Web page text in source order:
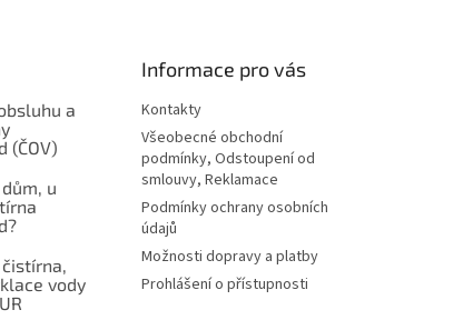
a
(ČOV)
u
vody
Informace pro vás
Kontakty
Všeobecné obchodní
podmínky, Odstoupení od
smlouvy, Reklamace
Podmínky ochrany osobních
údajů
Možnosti dopravy a platby
Prohlášení o přístupnosti